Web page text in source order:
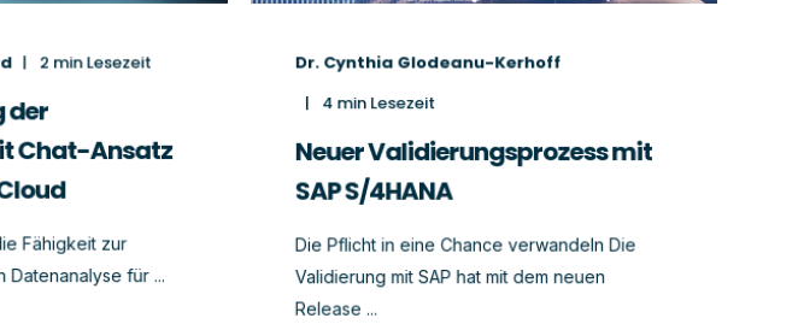
2 min Lesezeit
der
Chat-Ansatz
Fähigkeit zur
für ...
Dr. Cynthia Glodeanu-Kerhoff
4 min Lesezeit
Neuer Validierungsprozess mit
SAP S/4HANA
Die Pflicht in eine Chance verwandeln Die
Validierung mit SAP hat mit dem neuen
Release ...